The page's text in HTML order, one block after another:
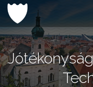
Ugrás
tartalomhoz